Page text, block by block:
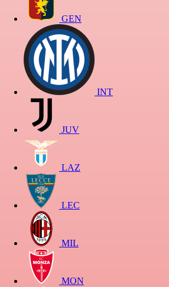
GEN
INT
JUV
LAZ
LEC
MIL
MON